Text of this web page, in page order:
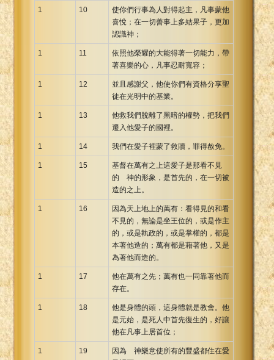
1 10
使你們行事為人對得起主，凡事蒙他
喜悅；在一切善事上多結果子，更加
認識神；
1 11
依照他榮耀的大能得著一切能力，帶
著喜樂的心，凡事忍耐寬容；
1 12
並且感謝父，他使你們有資格分享聖
徒在光明中的基業。
1 13
他救我們脫離了黑暗的權勢，把我們
遷入他愛子的國裡。
1 14 我們在愛子裡蒙了救贖，罪得赦免。
1 15
基督在萬有之上這愛子是那看不見
的 神的形象，是首先的，在一切被
造的之上。
1 16
因為天上地上的萬有：看得見的和看
不見的，無論是坐王位的，或是作主
的，或是執政的，或是掌權的，都是
本著他造的；萬有都是藉著他，又是
為著他而造的。
1 17
他在萬有之先；萬有也一同靠著他而
存在。
1 18
他是身體的頭，這身體就是教會。他
是元始，是死人中首先復生的，好讓
他在凡事上居首位；
1 19
因為 神樂意使所有的豐盛都住在愛